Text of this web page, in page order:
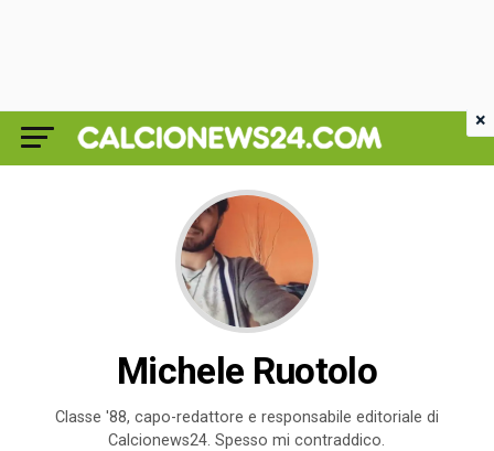
Michele Ruotolo
Classe '88, capo-redattore e responsabile editoriale di
Calcionews24. Spesso mi contraddico.
×